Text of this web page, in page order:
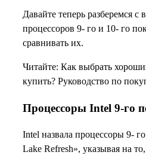
Давайте теперь разберемся с
процессоров 9- го и 10- го
сравнивать их.
Читайте: Как выбрать
купить? Руководство по
Процессоры Intel 9-го
Intel назвала процессоры 9-
Lake Refresh», указывая на